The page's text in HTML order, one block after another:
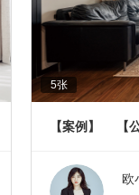
5张
【案例】 【
欧